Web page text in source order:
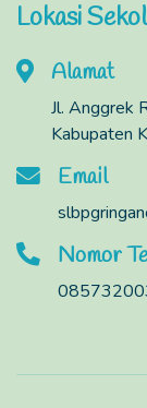
Lokasi
Alamat
Jl. Anggrek
Kabupaten
Email
Nomor